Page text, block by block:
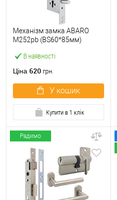
В наявності
Механізм замка ABARO
M252pb (BS60*85мм)
пакування без зв.планки
Ціна 620 грн.
У кошик
Купити в 1 клік
Радимо